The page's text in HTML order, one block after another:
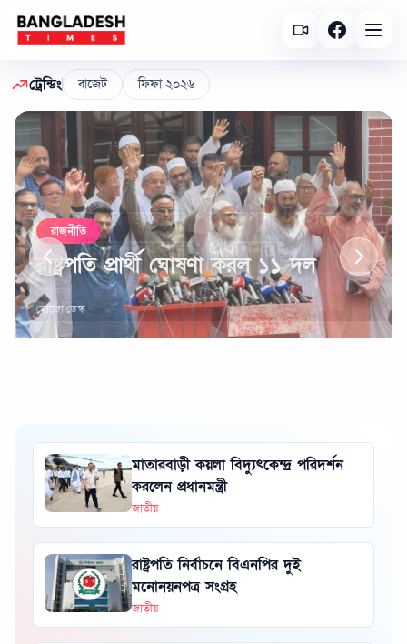
ট্রেন্ডিং বাজেট ফিফা ২০২৬
রাজনীতি
রাষ্ট্রপতি প্রার্থী ঘোষণা করল ১১ দল
মোজো ডেস্ক
মাতারবাড়ী কয়লা বিদ্যুৎকেন্দ্র পরিদর্শন
করলেন প্রধানমন্ত্রী
জাতীয়
রাষ্ট্রপতি নির্বাচনে বিএনপির দুই
মনোনয়নপত্র সংগ্রহ
জাতীয়